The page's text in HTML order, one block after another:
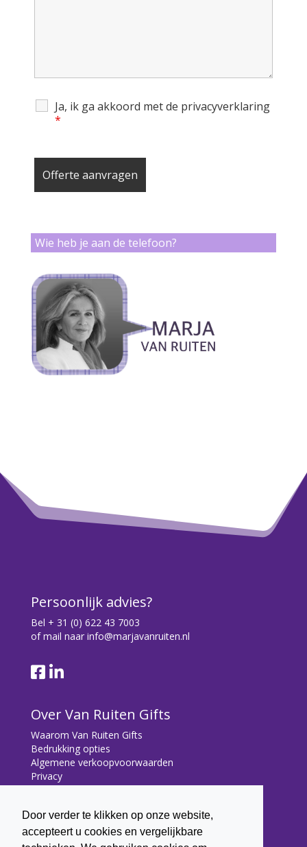
Door verder te klikken op onze website,
accepteert u cookies en vergelijkbare
Ja, ik ga akkoord met de privacyverklaring
*
Wie heb je aan de telefoon?
Persoonlijk advies?
Bel + 31 (0) 622 43 7003
of mail naar info@marjavanruiten.nl
Over Van Ruiten Gifts
Waarom Van Ruiten Gifts
Bedrukking opties
Algemene verkoopvoorwaarden
Privacy
Contact
Contact